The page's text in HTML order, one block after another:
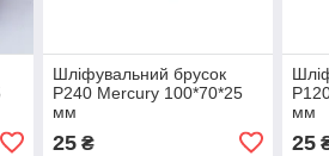
Шліфувальний брусок
P240 Mercury 100*70*25
мм
25₴
мм
25